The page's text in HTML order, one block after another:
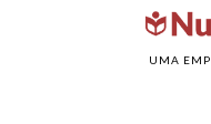
UMA
>Atenção: